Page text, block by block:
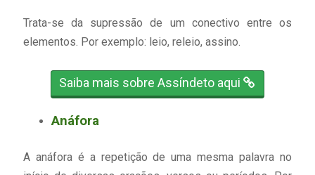
Trata-se da supressão de um conectivo entre os
elementos. Por exemplo: leio, releio, assino.
Saiba mais sobre Assíndeto aqui
Anáfora
A anáfora é a repetição de uma mesma palavra no